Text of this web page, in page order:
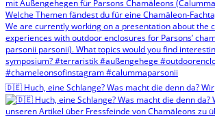
🇩🇪 Huch, eine Schlange? Was macht die denn da? Wir